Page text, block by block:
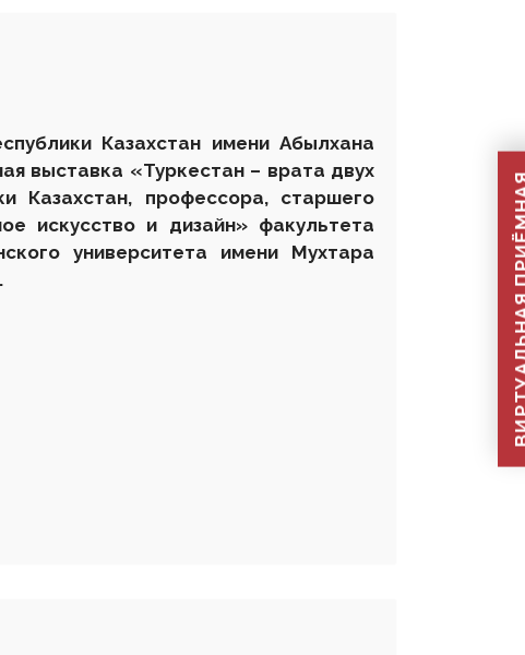
Казахстан имени Абылхана
выставка «Туркестан – врата двух
Казахстан, профессора, старшего
искусство и дизайн» факультета
университета имени Мухтара